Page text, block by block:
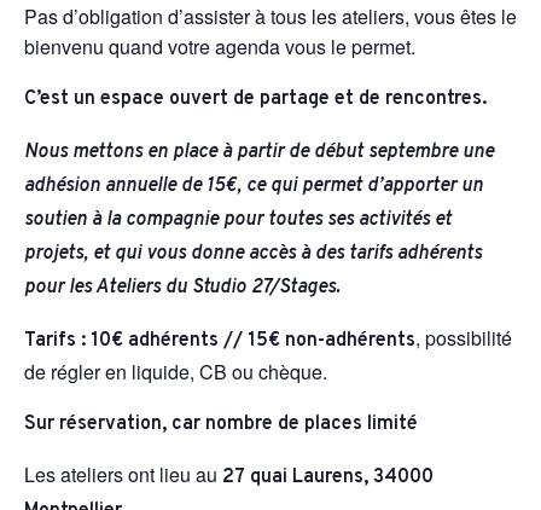
Pas d’obligation d’assister à tous les ateliers, vous êtes le
bienvenu quand votre agenda vous le permet.
C’est un espace ouvert de partage et de rencontres.
Nous mettons en place à partir de début septembre une
adhésion annuelle de 15€, ce qui permet d’apporter un
soutien à la compagnie pour toutes ses activités et
projets, et qui vous donne accès à des tarifs adhérents
pour les Ateliers du Studio 27/Stages.
Tarifs : 10€ adhérents // 15€ non-adhérents, possibilité
de régler en liquide, CB ou chèque.
Sur réservation, car nombre de places limité
Les ateliers ont lieu au 27 quai Laurens, 34000